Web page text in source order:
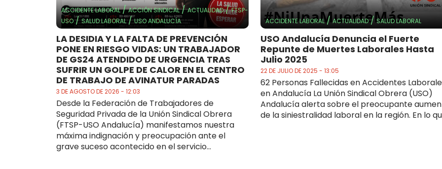
ACCIDENTE LABORAL/ACCIÓN SINDICAL/ACTUALIDAD/FTSP-
USO/SALUD LABORAL/USO ANDALUCÍA
LA DESIDIA Y LA FALTA DE PREVENCIÓN
PONE EN RIESGO VIDAS: UN TRABAJADOR
DE GS24 ATENDIDO DE URGENCIA TRAS
SUFRIR UN GOLPE DE CALOR EN EL CENTRO
DE TRABAJO DE AVINATUR PARADAS
3 DE AGOSTO DE 2026 - 12:03
Desde la Federación de Trabajadores de
Seguridad Privada de la Unión Sindical Obrera
(FTSP-USO Andalucía) manifestamos nuestra
máxima indignación y preocupación ante el
grave suceso acontecido en el servicio...
ACCIDENTE LABORAL/ACTUALIDAD/SALUD LABORAL
USO Andalucía Denuncia el Fuerte
Repunte de Muertes Laborales Hasta
Julio 2025
22 DE JULIO DE 2025 - 13:05
62 Personas Fallecidas en Accidentes
en Andalucía La Unión Sindical Obrera (USO)
Andalucía alerta sobre el preocupante
de la siniestralidad laboral en la región. En lo